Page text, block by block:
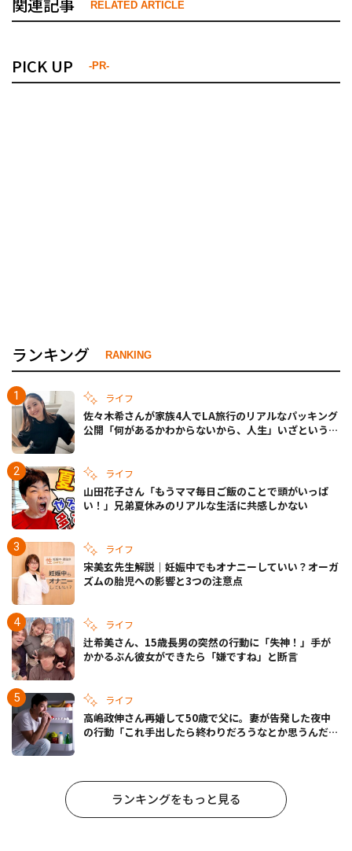
関連記事 RELATED ARTICLE
PICK UP -PR-
ランキング RANKING
ライフ
佐々木希さんが家族4人でLA旅行のリアルなパッキング
公開「何があるかわからないから、人生」いざというと
ライフ
山田花子さん「もうママ毎日ご飯のことで頭がいっぱ
い！」兄弟夏休みのリアルな生活に共感しかない
ライフ
宋美玄先生解説｜妊娠中でもオナニーしていい？オーガ
ズムの胎児への影響と3つの注意点
ライフ
辻希美さん、15歳長男の突然の行動に「失神！」手が
かかるぶん彼女ができたら「嫌ですね」と断言
ライフ
高嶋政伸さん再婚して50歳で父に。妻が告発した夜中
の行動「これ手出したら終わりだろうなとか思うんだけ
ランキングをもっと見る